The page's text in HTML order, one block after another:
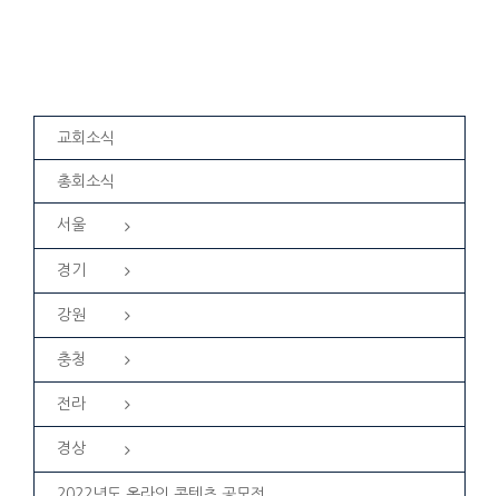
교회소식
총회소식
서울
경기
강원
충청
전라
경상